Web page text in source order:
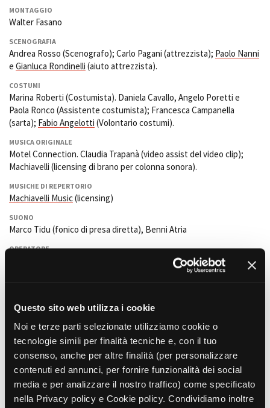
Questo sito web utilizza i cookie
Noi e terze parti selezionate utilizziamo cookie o
tecnologie simili per finalità tecniche e, con il tuo
consenso, anche per altre finalità (per personalizzare
contenuti ed annunci, per fornire funzionalità dei social
media e per analizzare il nostro traffico) come specificato
nella Privacy policy e Cookie policy. Condividiamo inoltre
MONTAGGIO
Walter Fasano
SCENOGRAFIA
Andrea Rosso (Scenografo); Carlo Pagani (attrezzista); Paolo Nanni
e Gianluca Rondinelli (aiuto attrezzista).
COSTUMI
Marina Roberti (Costumista). Daniela Cavallo, Angelo Poretti e
Paola Ronco (Assistente costumista); Francesca Campanella
(sarta); Fabio Angelotti (Volontario costumi).
MUSICA ORIGINALE
Motel Connection. Claudia Trapanà (video assist del video clip);
Machiavelli (licensing di brano per colonna sonora).
MUSICHE DI REPERTORIO
Machiavelli Music(licensing)
SUONO
Marco Tidu (fonico di presa diretta), Benni Atria
OPERATORE
Paolo Frasson, Maurizio Lorenzetti, Giovanni Gebbia
AIUTO REGIA
Fabio Tagliavia
CASTING
Mirta Guarnaschelli.Morgana Bianco(Capogruppo);Sara Patti
(A.O.S.M.).
SEGRETARIO DI EDIZIONE
Fernanda Selvaggi